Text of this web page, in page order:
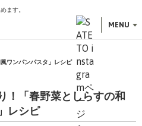
ます。
MENU
ワンパンパスタ」レシピ
！「春野菜としらすの和
レシピ